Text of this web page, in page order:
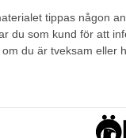
tippas någon
du som kund för att
du är tveksam eller